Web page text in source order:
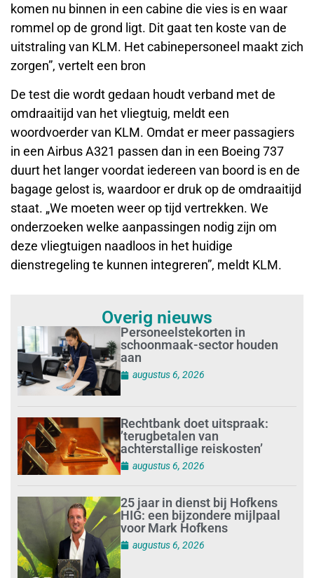
komen nu binnen in een cabine die vies is en waar
rommel op de grond ligt. Dit gaat ten koste van de
uitstraling van KLM. Het cabinepersoneel maakt zich
zorgen”, vertelt een bron
De test die wordt gedaan houdt verband met de
omdraaitijd van het vliegtuig, meldt een
woordvoerder van KLM. Omdat er meer passagiers
in een Airbus A321 passen dan in een Boeing 737
duurt het langer voordat iedereen van boord is en de
bagage gelost is, waardoor er druk op de omdraaitijd
staat. „We moeten weer op tijd vertrekken. We
onderzoeken welke aanpassingen nodig zijn om
deze vliegtuigen naadloos in het huidige
dienstregeling te kunnen integreren”, meldt KLM.
Overig nieuws
Personeelstekorten in
schoonmaak-sector houden
aan
augustus 6, 2026
Rechtbank doet uitspraak:
’terugbetalen van
achterstallige reiskosten’
augustus 6, 2026
25 jaar in dienst bij Hofkens
HIG: een bijzondere mijlpaal
voor Mark Hofkens
augustus 6, 2026